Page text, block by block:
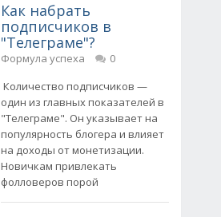
Как набрать
подписчиков в
"Телеграме"?
Формула успеха
0
Количество подписчиков —
один из главных показателей в
"Телеграме". Он указывает на
популярность блогера и влияет
на доходы от монетизации.
Новичкам привлекать
фолловеров порой